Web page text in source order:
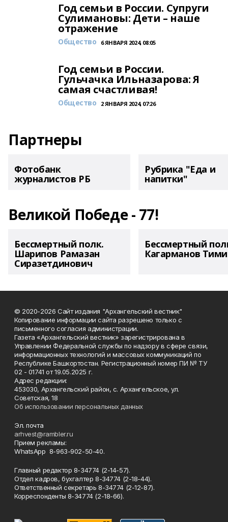
Год семьи в России. Супруги
Сулимановы: Дети – наше
отражение
Общество 6 ЯНВАРЯ 2024, 08:05
Год семьи в России.
Гульчачка Ильназарова: Я
самая счастливая!
Общество 2 ЯНВАРЯ 2024, 07:26
Партнеры
Фотобанк
журналистов РБ
Рубрика "Еда и
напитки"
Великой Победе - 77!
Бессмертный полк.
Шарипов Рамазан
Сиразетдинович
Бессмертный
Кагарманов
© 2020-2026 Сайт издания "Архангельский вестник"
Копирование информации сайта разрешено только с
письменного согласия администрации.
Газета «Архангельский вестник» зарегистрирована в
Управлении Федеральной службы по надзору в сфере связи,
информационных технологий и массовых коммуникаций по
Республике Башкортостан. Регистрационный номер ПИ № ТУ
02 - 01741 от 19.05.2025 г.
Адрес редакции:
453030, Архангельский район, с. Архангельское, ул.
Советская, 18
Об использовании персональных данных
Эл. почта
arhvest@rambler.ru
Прием рекламы:
WhatsApp 8-963-902-50-40.
Главный редактор 8-34774 (2-14-57).
Отдел кадров, бухгалтер 8-34774 (2-18-44).
Ответственный секретарь 8-34774 (2-12-87).
Корреспонденты 8-34774 (2-18-66).